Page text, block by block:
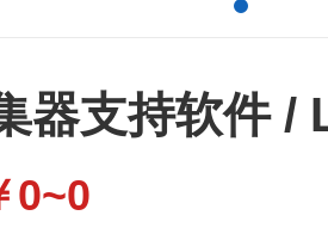
器支持软件 /
0~0